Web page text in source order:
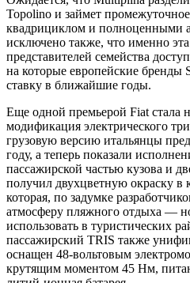
Topolino и займет
квадрициклом и полноценными
исключено также, что именно
представителей семейства
на которые европейские бренды
ставку в ближайшие годы.
Еще одной премьерой Fiat стала
модификация электрического
грузовую версию итальянцы
году, а теперь показали
пассажирской частью кузова и
получил двухцветную окраску в
которая, по задумке
атмосферу пляжного отдыха —
использовать в туристических
пассажирский TRIS также
оснащен 48-вольтовым
крутящим моментом 45 Нм,